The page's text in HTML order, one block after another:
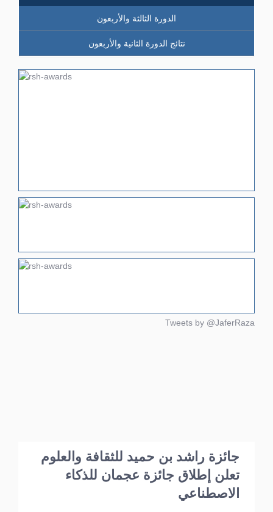
الدورة الثالثة والأربعون
نتائج الدورة الثانية والأربعون
Tweets by @JaferRaza
جائزة راشد بن حميد للثقافة والعلوم
تعلن إطلاق جائزة عجمان للذكاء
الاصطناعي